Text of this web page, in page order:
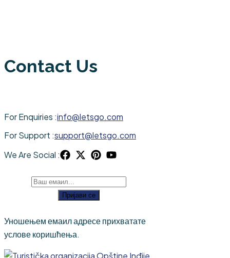
Contact Us
For Enquiries :info@letsgo.com
For Support :support@letsgo.com
We Are Social :
Пријави се
Уношењем емаил адресе прихватате
услове коришћења.